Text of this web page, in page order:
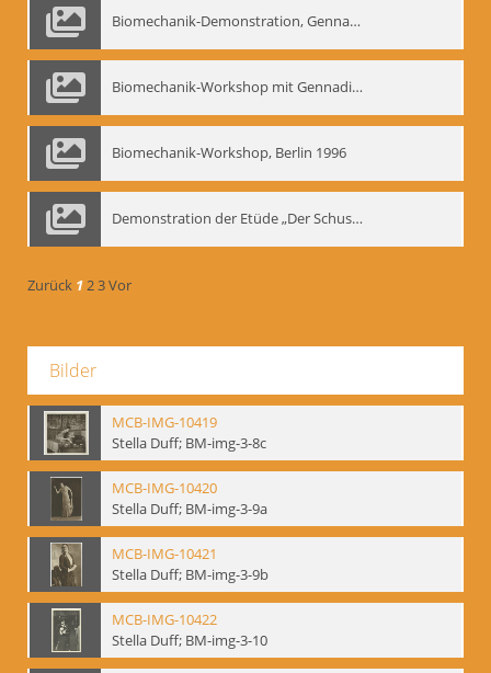
Biomechanik-Demonstration, Gennadij Bogdanow im Berliner Ensemble, 04.10.1991
Biomechanik-Workshop mit Gennadij Nikolajewitsch Bogdanow im Mime Centrum Berlin, 1991
Biomechanik-Workshop, Berlin 1996
Demonstration der Etüde „Der Schuss mit dem Bogen“ durch Gennadij Nikolajewitsch Bogdanow, Berlin 1991
Zurück 123Vor
Bilder
MCB-IMG-10419
Stella Duff; BM-img-3-8c
MCB-IMG-10420
Stella Duff; BM-img-3-9a
MCB-IMG-10421
Stella Duff; BM-img-3-9b
MCB-IMG-10422
Stella Duff; BM-img-3-10